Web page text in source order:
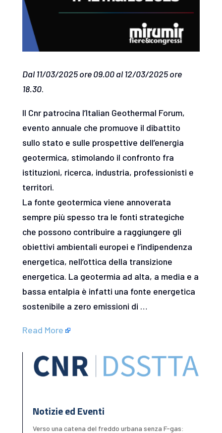
Dal 11/03/2025 ore 09.00 al 12/03/2025 ore
18.30.
Il Cnr patrocina l’Italian Geothermal Forum,
evento annuale che promuove il dibattito
sullo stato e sulle prospettive dell’energia
geotermica, stimolando il confronto fra
istituzioni, ricerca, industria, professionisti e
territori.
La fonte geotermica viene annoverata
sempre più spesso tra le fonti strategiche
che possono contribuire a raggiungere gli
obiettivi ambientali europei e l’indipendenza
energetica, nell’ottica della transizione
energetica. La geotermia ad alta, a media e a
bassa entalpia è infatti una fonte energetica
sostenibile a zero emissioni di …
Read More
Notizie ed Eventi
Verso una catena del freddo urbana senza F-gas: